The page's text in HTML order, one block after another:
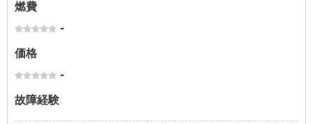
燃費
-
価格
-
故障経験